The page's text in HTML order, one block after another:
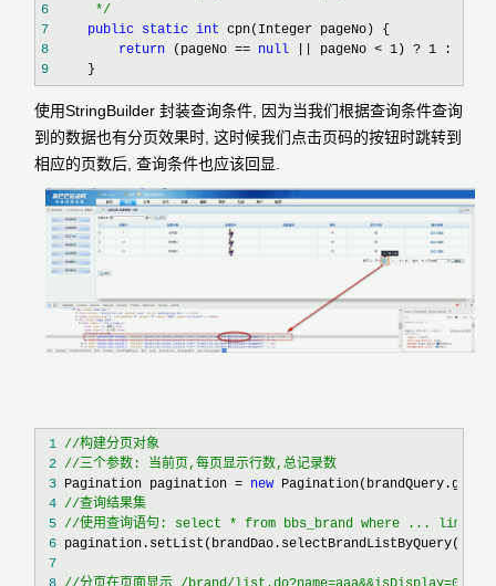
6
*/
7
public static int
8
return (pageNo == null || pageNo < 1) ? 1
9
     }
使用StringBuilder 封装查询条件, 因为当我们根据查询条件查询
到的数据也有分页效果时, 这时候我们点击页码的按钮时跳转到
相应的页数后, 查询条件也应该回显.
1 //
2 //三个参数: 当前页,每页显示行数,总记录数
3 Pagination pagination = new
4 //
5 //使用查询语句: select * from bbs_brand where ... limit
6
7